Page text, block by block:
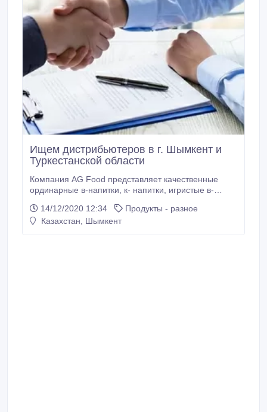
Ищем дистрибьютеров в г. Шымкент и
Туркестанской области
Компания AG Food представляет качественные
ординарные в-напитки, к- напитки, игристые в-
марками Winland, Green Hills, Old House. 100%
натуральные в-напитки прошли сертификацию,
14/12/2020 12:34
Продукты - разное
Казахстан, Шымкент